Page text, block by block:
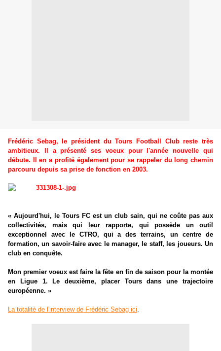
Frédéric Sebag, le président du Tours Football Club reste très
ambitieux. Il a présenté ses voeux pour l'année nouvelle qui
débute. Il en a profité également pour se rappeler du long chemin
parcouru depuis sa prise de fonction en 2003.
« Aujourd'hui, le Tours FC est un club sain, qui ne coûte pas aux
collectivités, mais qui leur rapporte, qui possède un outil
exceptionnel avec le CTRO, qui a des terrains, un centre de
formation, un savoir-faire avec le manager, le staff, les joueurs. Un
club en conquête.
Mon premier voeux est faire la fête en fin de saison pour la montée
en Ligue 1. Le deuxième, placer Tours dans une trajectoire
européenne. »
La totalité de l'interview de Frédéric Sebag ici